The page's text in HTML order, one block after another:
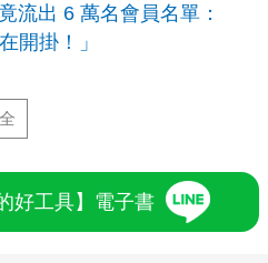
流出 6 萬名會員名單：
開掛！」
好工具】電子書